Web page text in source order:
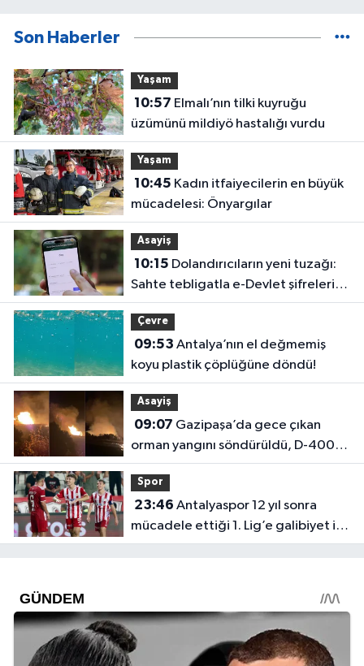
Son Haberler
Yaşam
10:57
üzümünü mildiyö hastalığı vurdu
Yaşam
10:45
mücadelesi: Önyargılar
Asayiş
10:15
Sahte tebligatla e-Devlet şifrelerini
çalıyorlar
Çevre
09:53
koyu plastik çöplüğüne döndü!
Asayiş
09:07
orman yangını söndürüldü, D-400
trafiğe açıldı
Spor
23:46
mücadele ettiği 1. Lig’e galibiyet ile
başladı